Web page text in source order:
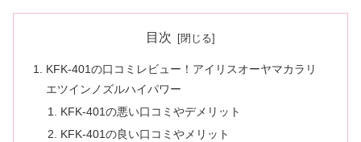
目次
KFK-401の口コミレビュー！アイリスオーヤマカラリ
エツインノズルハイパワー
KFK-401の悪い口コミやデメリット
KFK-401の良い口コミやメリット